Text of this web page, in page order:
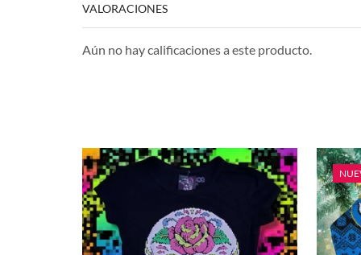
VALORACIONES
Aún no hay calificaciones a este producto.